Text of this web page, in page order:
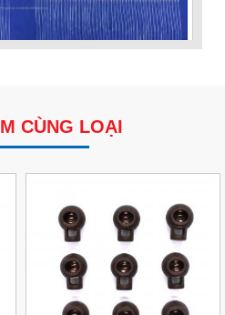
Nhãn, Ti Bắn, Đạn Vòng
CÙNG LOẠI